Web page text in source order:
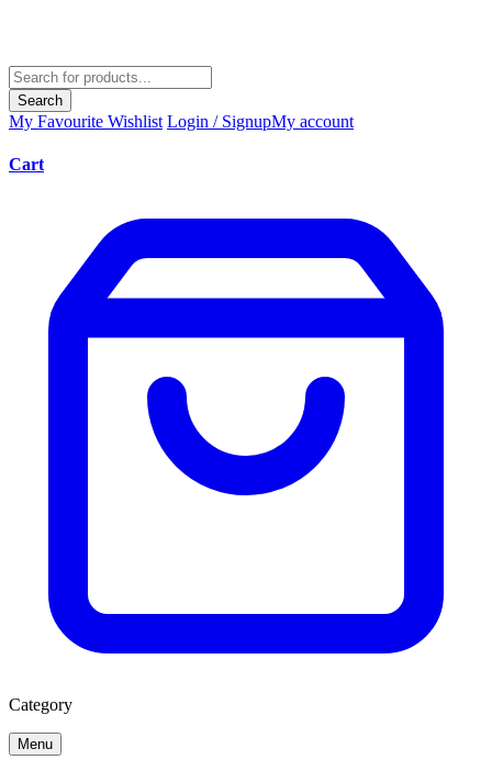
Search
My Favourite Wishlist Login / SignupMy account
Cart
Category
Menu